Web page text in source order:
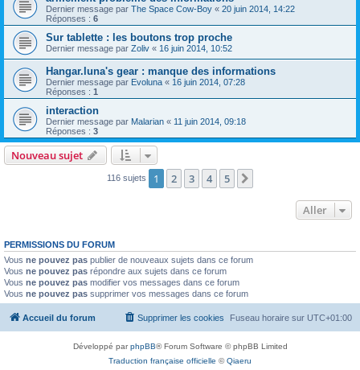
Dernier message par The Space Cow-Boy « 20 juin 2014, 14:22
Réponses : 6
Sur tablette : les boutons trop proche
Dernier message par Zoliv « 16 juin 2014, 10:52
Hangar.luna's gear : manque des informations
Dernier message par Evoluna « 16 juin 2014, 07:28
Réponses : 1
interaction
Dernier message par Malarian « 11 juin 2014, 09:18
Réponses : 3
Nouveau sujet
116 sujets 1 2 3 4 5
Aller
PERMISSIONS DU FORUM
Vous ne pouvez pas publier de nouveaux sujets dans ce forum
Vous ne pouvez pas répondre aux sujets dans ce forum
Vous ne pouvez pas modifier vos messages dans ce forum
Vous ne pouvez pas supprimer vos messages dans ce forum
Accueil du forum Fuseau horaire sur UTC+01:00
Supprimer les cookies
Développé parphpBB® Forum Software © phpBB Limited
Traduction française officielle ©Qiaeru